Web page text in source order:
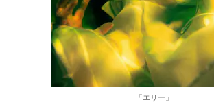
「エリー」